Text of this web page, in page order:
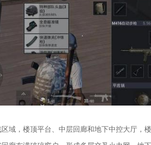
域，楼顶平台、中层回廊和地下中控大厅，